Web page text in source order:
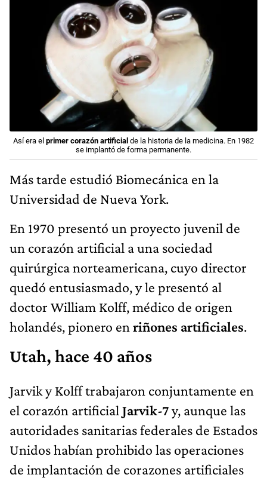
Así era el primer corazón artificial de la historia de la medicina. En 1982
se implantó de forma permanente.
Más tarde estudió Biomecánica en la
Universidad de Nueva York.
En 1970 presentó un proyecto juvenil de
un corazón artificial a una sociedad
quirúrgica norteamericana, cuyo director
quedó entusiasmado, y le presentó al
doctor William Kolff, médico de origen
holandés, pionero en riñones artificiales.
Utah, hace 40 años
Jarvik y Kolff trabajaron conjuntamente en
el corazón artificial Jarvik-7y, aunque las
autoridades sanitarias federales de Estados
Unidos habían prohibido las operaciones
de implantación de corazones artificiales